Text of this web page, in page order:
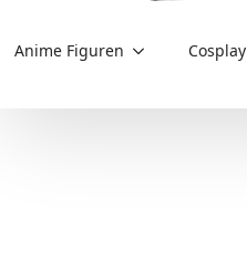
Anime Figuren Cosplay